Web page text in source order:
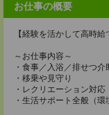
お仕事の概要
【経験を活かして高時給
～お仕事内容～
・食事／入浴／排せつ介
・移乗や見守り
・レクリエーション対応
・生活サポート全般（環